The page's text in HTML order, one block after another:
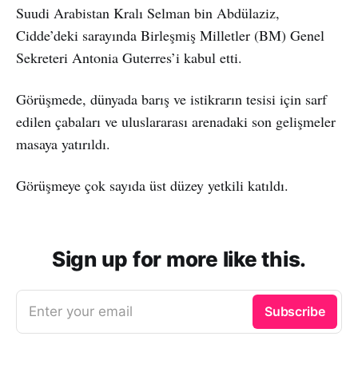
Suudi Arabistan Kralı Selman bin Abdülaziz,
Cidde’deki sarayında Birleşmiş Milletler (BM) Genel
Sekreteri Antonia Guterres’i kabul etti.
Görüşmede, dünyada barış ve istikrarın tesisi için sarf
edilen çabaları ve uluslararası arenadaki son gelişmeler
masaya yatırıldı.
Görüşmeye çok sayıda üst düzey yetkili katıldı.
Sign up for more like this.
Enter your email Subscribe